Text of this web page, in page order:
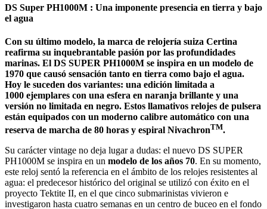
DS Super PH1000M : Una imponente presencia en tierra y bajo
el agua
Con su último modelo, la marca de relojería suiza Certina
reafirma su inquebrantable pasión por las profundidades
marinas. El DS SUPER PH1000M se inspira en un modelo de
1970 que causó sensación tanto en tierra como bajo el agua.
Hoy le suceden dos variantes: una edición limitada a
1000 ejemplares con una esfera en naranja brillante y una
versión no limitada en negro. Estos llamativos relojes de pulsera
están equipados con un moderno calibre automático con una
reserva de marcha de 80 horas y espiral NivachronTM.
Su carácter vintage no deja lugar a dudas: el nuevo DS SUPER
PH1000M se inspira en un modelo de los años 70. En su momento,
este reloj sentó la referencia en el ámbito de los relojes resistentes al
agua: el predecesor histórico del original se utilizó con éxito en el
proyecto Tektite II, en el que cinco submarinistas vivieron e
investigaron hasta cuatro semanas en un centro de buceo en el fondo